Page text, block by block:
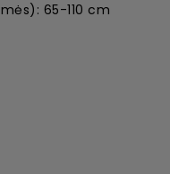
65-110 cm